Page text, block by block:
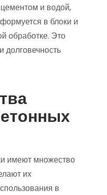
и водой,
в блоки и
обработке. Это
долговечность
имеют множество
их
в